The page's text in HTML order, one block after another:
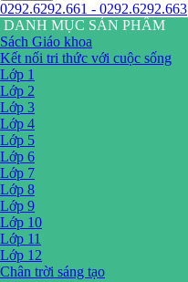
0292.6292.661 - 0292.6292.663
DANH MỤC SẢN PHẨM
Sách Giáo khoa
Kết nối tri thức với cuộc sống
Lớp 1
Lớp 2
Lớp 3
Lớp 4
Lớp 5
Lớp 6
Lớp 7
Lớp 8
Lớp 9
Lớp 10
Lớp 11
Lớp 12
Chân trời sáng tạo